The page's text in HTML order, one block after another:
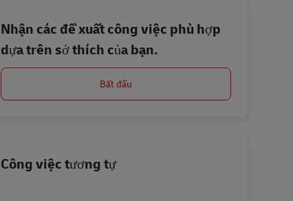
Nhận các đề xuất công việc phù hợp
dựa trên sở thích của bạn.
Bắt đầu
Công việc tương tự